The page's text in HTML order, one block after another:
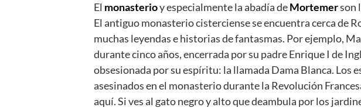
El monasterioy especialmente la abadía deMortemerson
El antiguo monasterio cisterciense se encuentra cerca de
muchas leyendas e historias de fantasmas. Por ejemplo,
durante cinco años, encerrada por su padre Enrique I de
obsesionada por su espíritu: la llamada Dama Blanca. Los
asesinados en el monasterio durante la Revolución
aquí. Si ves al gato negro y alto que deambula por los